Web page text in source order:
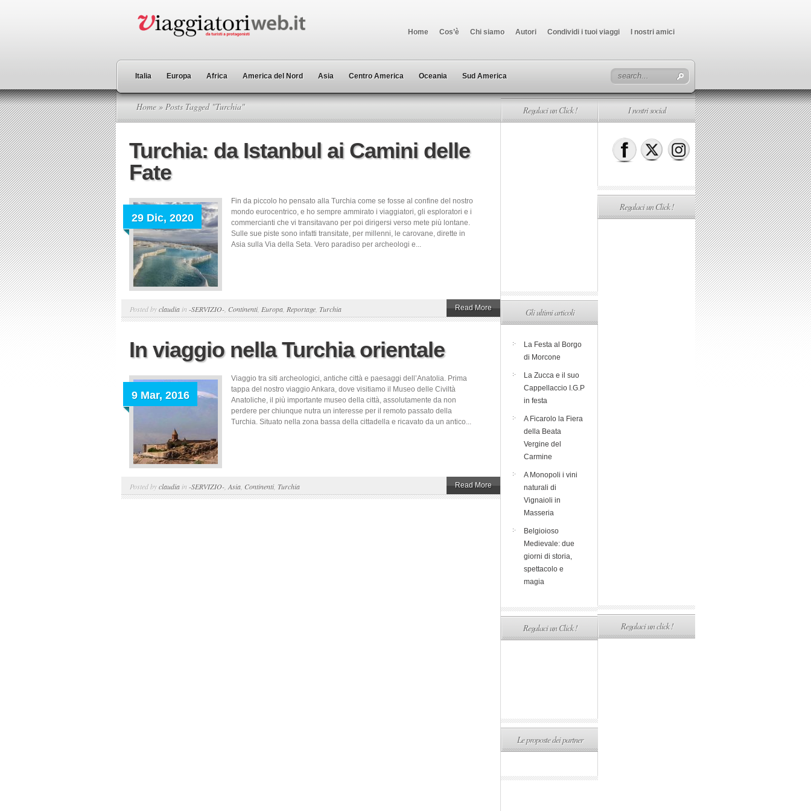
Home Cos’è Chi siamo Autori Condividi i tuoi viaggi I nostri amici
Italia Europa Africa America del Nord Asia Centro America Oceania Sud America
Home » Posts Tagged "Turchia"
Turchia: da Istanbul ai Camini delle
Fate
29 Dic, 2020
Fin da piccolo ho pensato alla Turchia come se fosse al confine del nostro
mondo eurocentrico, e ho sempre ammirato i viaggiatori, gli esploratori e i
commercianti che vi transitavano per poi dirigersi verso mete più lontane.
Sulle sue piste sono infatti transitate, per millenni, le carovane, dirette in
Asia sulla Via della Seta. Vero paradiso per archeologi e...
Posted byclaudia in -SERVIZIO- Continenti, Europa Reportage Turchia Read More
In viaggio nella Turchia orientale
9 Mar, 2016
Viaggio tra siti archeologici, antiche città e paesaggi dell’Anatolia. Prima
tappa del nostro viaggio Ankara, dove visitiamo il Museo delle Civiltà
Anatoliche, il più importante museo della città, assolutamente da non
perdere per chiunque nutra un interesse per il remoto passato della
Turchia. Situato nella zona bassa della cittadella e ricavato da un antico...
Posted byclaudia in -SERVIZIO- Asia Continenti, Turchia Read More
Regalaci un Click !
Gli ultimi articoli
La Festa al Borgo
di Morcone
La Zucca e il suo
Cappellaccio I.G.P
in festa
A Ficarolo la Fiera
della Beata
Vergine del
Carmine
A Monopoli i vini
naturali di
Vignaioli in
Masseria
Belgioioso
Medievale: due
giorni di storia,
spettacolo e
magia
Regalaci un Click !
Le proposte dei partner
I nostri social
Regalaci un Click !
Regalaci un click !